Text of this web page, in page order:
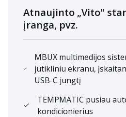
Atnaujinto „Vito"
įranga, pvz.
MBUX multimedijos
jutikliniu ekranu,
USB-C jungtį
TEMPMATIC pusiau
kondicionierius